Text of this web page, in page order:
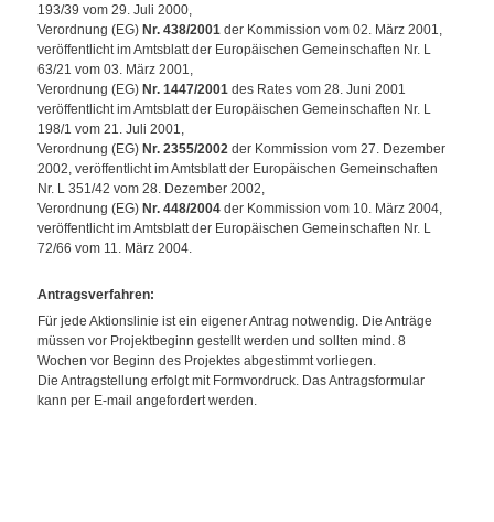
193/39 vom 29. Juli 2000,
Verordnung (EG) Nr. 438/2001 der Kommission vom 02. März 2001,
veröffentlicht im Amtsblatt der Europäischen Gemeinschaften Nr. L
63/21 vom 03. März 2001,
Verordnung (EG) Nr. 1447/2001 des Rates vom 28. Juni 2001
veröffentlicht im Amtsblatt der Europäischen Gemeinschaften Nr. L
198/1 vom 21. Juli 2001,
Verordnung (EG) Nr. 2355/2002 der Kommission vom 27. Dezember
2002, veröffentlicht im Amtsblatt der Europäischen Gemeinschaften
Nr. L 351/42 vom 28. Dezember 2002,
Verordnung (EG) Nr. 448/2004 der Kommission vom 10. März 2004,
veröffentlicht im Amtsblatt der Europäischen Gemeinschaften Nr. L
72/66 vom 11. März 2004.
Antragsverfahren:
Für jede Aktionslinie ist ein eigener Antrag notwendig. Die Anträge
müssen vor Projektbeginn gestellt werden und sollten mind. 8
Wochen vor Beginn des Projektes abgestimmt vorliegen.
Die Antragstellung erfolgt mit Formvordruck. Das Antragsformular
kann per E-mail angefordert werden.